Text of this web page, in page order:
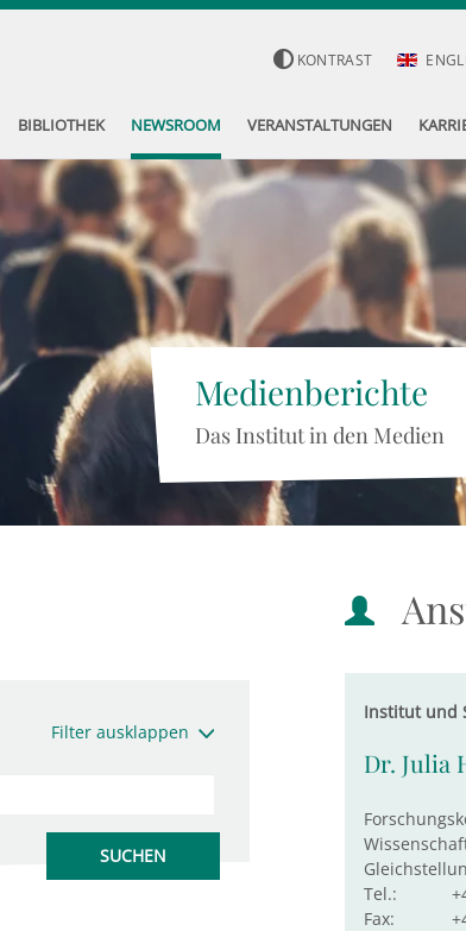
KONTRAST
BIBLIOTHEK NEWSROOM VERANSTALTUNGEN
Medienberichte
Das Institut in den Medien
Filter ausklappen
Institut und
Dr. Julia
Tel.:
Fax: